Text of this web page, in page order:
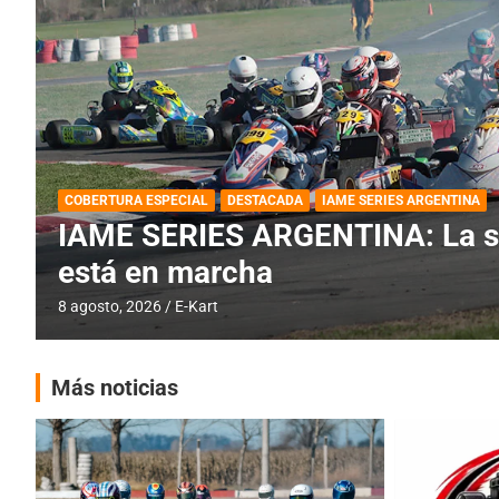
BREVES DESTACADA IAME SERIES ARGENTINA PRÓXIMA
IAME SERIES ARGENTINA:
fecha especial con Invitados
6 agosto, 2026 E-Kart
Más noticias